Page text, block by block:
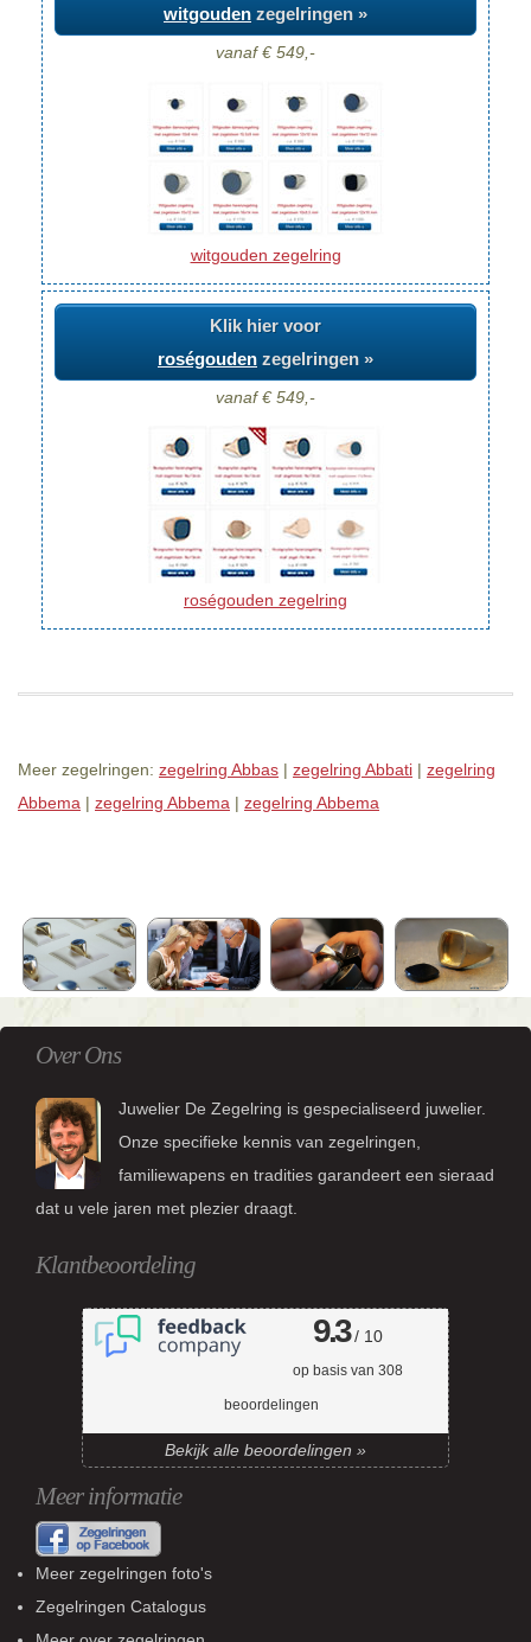
witgouden zegelringen »
vanaf € 549,-
witgouden zegelring
Klik hier voor
roségouden zegelringen »
vanaf € 549,-
roségouden zegelring
Meer zegelringen: zegelring Abbas | zegelring Abbati | zegelring
Abbema | zegelring Abbema | zegelring Abbema
Over Ons
Juwelier De Zegelring is gespecialiseerd juwelier.
Onze specifieke kennis van zegelringen,
familiewapens en tradities garandeert een sieraad
dat u vele jaren met plezier draagt.
Klantbeoordeling
9.3/ 10
op basis van 308
beoordelingen
Bekijk alle beoordelingen »
Meer informatie
Meer zegelringen foto's
Zegelringen Catalogus